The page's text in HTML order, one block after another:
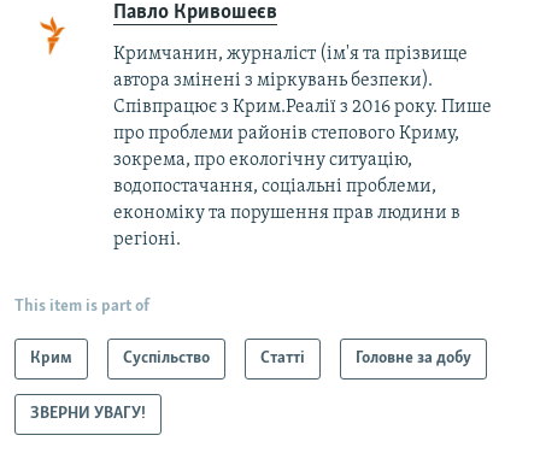
Павло Кривошеєв
Кримчанин, журналіст (ім'я та прізвище
автора змінені з міркувань безпеки).
Співпрацює з Крим.Реалії з 2016 року. Пише
про проблеми районів степового Криму,
зокрема, про екологічну ситуацію,
водопостачання, соціальні проблеми,
економіку та порушення прав людини в
регіоні.
This item is part of
Крим Суспільство Статті Головне за добу
ЗВЕРНИ УВАГУ!